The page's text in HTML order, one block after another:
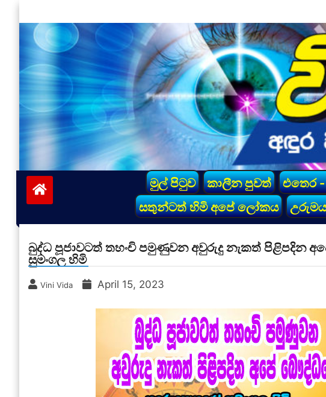
to
content
vinivida.lk
මුල් පිටුව කාලීන පුවත් එතෙර
සතුන්ටත් හිමි අපේ ලෝකය
බුද්ධ පූජාවටත් තහංචි පමුණුවන අවුරුදු නැකත් පිළිපදින
සුමංගල හිමි
Vini Vida April 15, 2023